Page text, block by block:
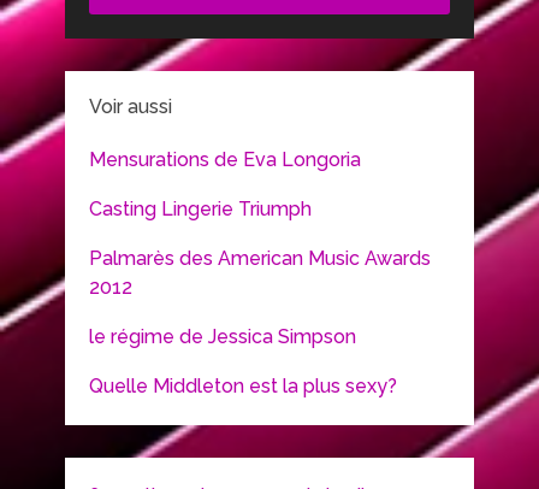
Voir aussi
Mensurations de Eva Longoria
Casting Lingerie Triumph
Palmarès des American Music Awards
2012
le régime de Jessica Simpson
Quelle Middleton est la plus sexy?